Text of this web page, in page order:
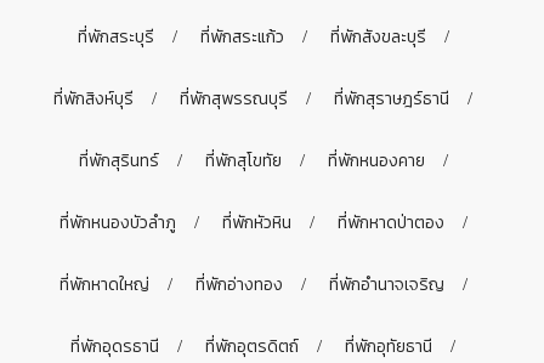
ที่พักสระบุรี ที่พักสระแก้ว ที่พักสังขละบุรี
ที่พักสิงห์บุรี ที่พักสุพรรณบุรี ที่พักสุราษฎร์ธานี
ที่พักสุรินทร์ ที่พักสุโขทัย ที่พักหนองคาย
ที่พักหนองบัวลำภู ที่พักหัวหิน ที่พักหาดป่าตอง
ที่พักหาดใหญ่ ที่พักอ่างทอง ที่พักอำนาจเจริญ
ที่พักอุดรธานี ที่พักอุตรดิตถ์ ที่พักอุทัยธานี